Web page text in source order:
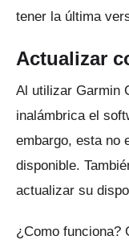
tener la última
Actualizar
Al utilizar Garmin
inalámbrica el
embargo, esta no
disponible.
actualizar su
¿Como funciona?